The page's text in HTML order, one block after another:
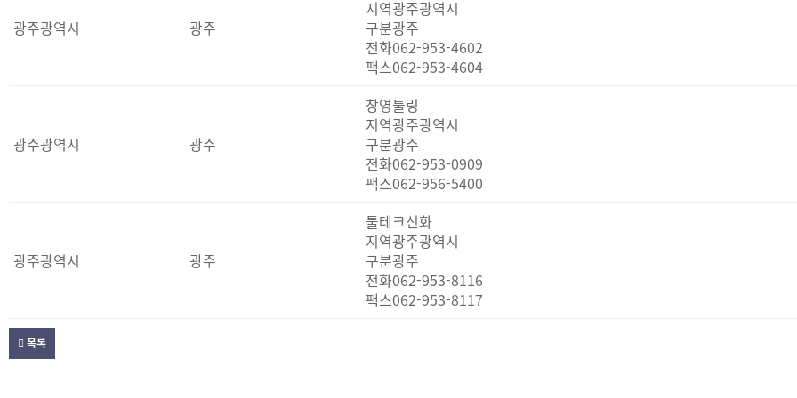
광주광역시 광주
지역광주광역시
구분광주
전화062-953-4602
팩스062-953-4604
광주광역시 광주
창영툴링
지역광주광역시
구분광주
전화062-953-0909
팩스062-956-5400
광주광역시 광주
툴테크신화
지역광주광역시
구분광주
전화062-953-8116
팩스062-953-8117
목록